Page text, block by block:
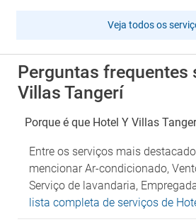
Veja todos os
Perguntas frequentes
Villas Tangerí
Porque é que Hotel Y Villas
Entre os serviços mais
mencionar Ar-condicionado,
Serviço de lavandaria,
lista completa de serviços de